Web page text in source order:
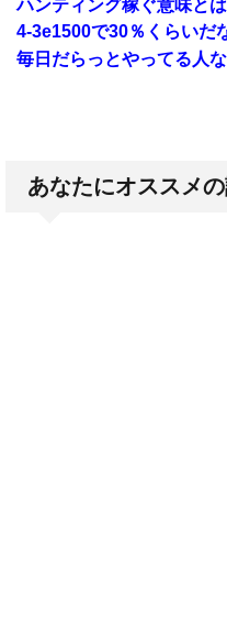
ハンティング稼ぐ意味とは
4-3e1500で30％くらいだ
毎日だらっとやってる人
あなたにオススメ